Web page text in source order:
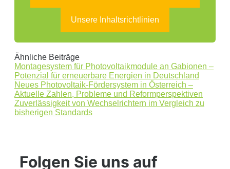
Unsere Inhaltsrichtlinien
Ähnliche Beiträge
Montagesystem für Photovoltaikmodule an Gabionen –
Potenzial für erneuerbare Energien in Deutschland
Neues Photovoltaik-Fördersystem in Österreich –
Aktuelle Zahlen, Probleme und Reformperspektiven
Zuverlässigkeit von Wechselrichtern im Vergleich zu
bisherigen Standards
Folgen Sie uns auf